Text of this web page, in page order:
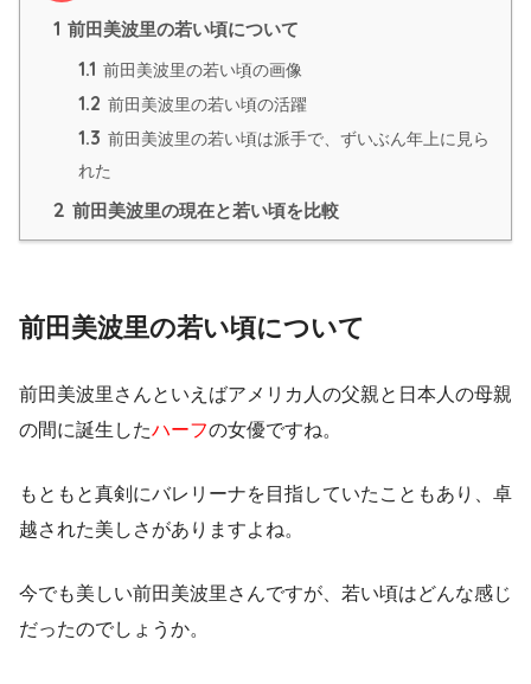
1 前田美波里の若い頃について
1.1 前田美波里の若い頃の画像
1.2 前田美波里の若い頃の活躍
1.3 前田美波里の若い頃は派手で、ずいぶん年上に見ら
れた
2 前田美波里の現在と若い頃を比較
前田美波里の若い頃について
前田美波里さんといえばアメリカ人の父親と日本人の母親
の間に誕生したハーフの女優ですね。
もともと真剣にバレリーナを目指していたこともあり、卓
越された美しさがありますよね。
今でも美しい前田美波里さんですが、若い頃はどんな感じ
だったのでしょうか。